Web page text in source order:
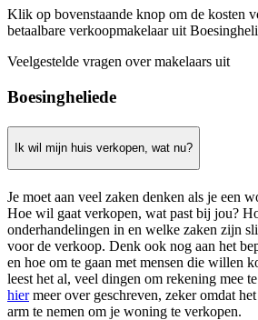
Klik op bovenstaande knop om de kosten
betaalbare verkoopmakelaar uit
Veelgestelde vragen over makelaars uit
Boesingheliede
Ik wil mijn huis verkopen, wat nu?
Je moet aan veel zaken denken als je een
Hoe wil gaat verkopen, wat past bij jou?
onderhandelingen in en welke zaken zijn
voor de verkoop. Denk ook nog aan het
en hoe om te gaan met mensen die willen
leest het al, veel dingen om rekening mee
hiermeer over geschreven, zeker omdat
arm te nemen om je woning te verkopen.